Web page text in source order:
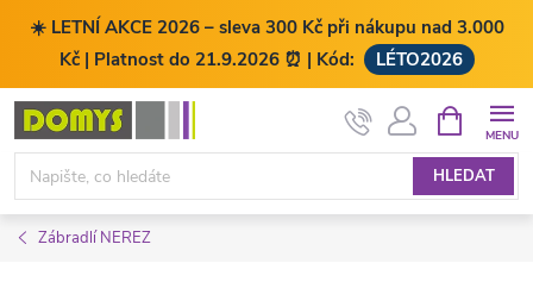
☀️ LETNÍ AKCE 2026 – sleva 300 Kč při nákupu nad 3.000
Kč | Platnost do 21.9.2026 ⏰ | Kód:
LÉTO2026
Přejít
obsah
HLEDAT
NÁKUPNÍ
KOŠÍK
Zábradlí NEREZ